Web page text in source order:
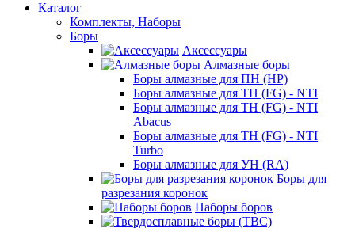
Каталог
Комплекты, Наборы
Боры
Аксессуары
Алмазные боры
Боры алмазные для ПН (HP)
Боры алмазные для ТН (FG) - NTI
Боры алмазные для ТН (FG) - NTI
Abacus
Боры алмазные для ТН (FG) - NTI
Turbo
Боры алмазные для УН (RA)
Боры для
разрезания коронок
Наборы боров